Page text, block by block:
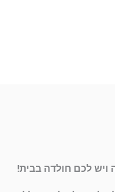
לכם חולדה בבית!